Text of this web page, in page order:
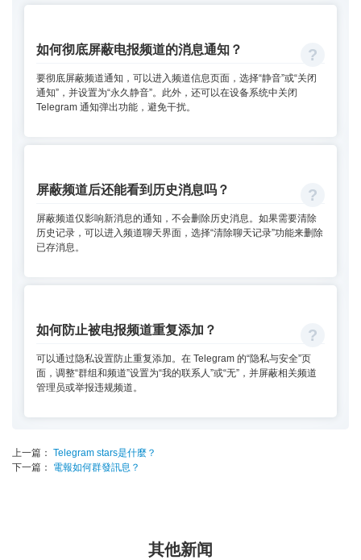
如何彻底屏蔽电报频道的消息通知？
要彻底屏蔽频道通知，可以进入频道信息页面，选择“静音”或“关闭
通知”，并设置为“永久静音”。此外，还可以在设备系统中关闭
Telegram 通知弹出功能，避免干扰。
屏蔽频道后还能看到历史消息吗？
屏蔽频道仅影响新消息的通知，不会删除历史消息。如果需要清除
历史记录，可以进入频道聊天界面，选择“清除聊天记录”功能来删除
已存消息。
如何防止被电报频道重复添加？
可以通过隐私设置防止重复添加。在 Telegram 的“隐私与安全”页
面，调整“群组和频道”设置为“我的联系人”或“无”，并屏蔽相关频道
管理员或举报违规频道。
上一篇： Telegram stars是什麼？
下一篇：
電報如何群發訊息？
其他新闻